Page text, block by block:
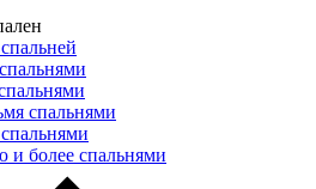
спальнями
и более спальнями